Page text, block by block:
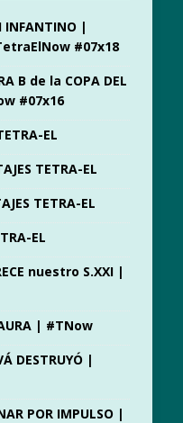
INFANTINO |
#07x18
B de la COPA DEL
#07x16
EL
TETRA-EL
TETRA-EL
EL
nuestro S.XXI |
| #TNow
DESTRUYÓ |
POR IMPULSO |